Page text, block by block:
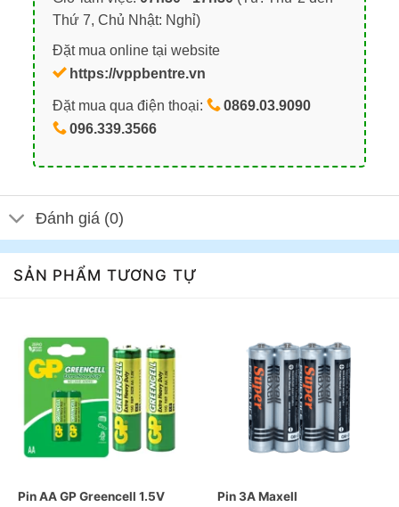
Thứ 7, Chủ Nhật: Nghỉ)
Đặt mua online tại website
https://vppbentre.vn
Đặt mua qua điện thoại:
0869.03.9090
096.339.3566
Đánh giá (0)
SẢN PHẨM TƯƠNG TỰ
Pin AA GP Greencell 1.5V Pin 3A Maxell